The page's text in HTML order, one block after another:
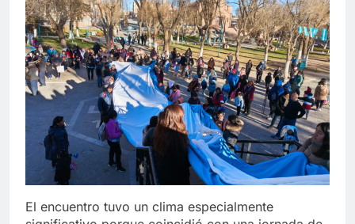
El encuentro tuvo un clima especialmente